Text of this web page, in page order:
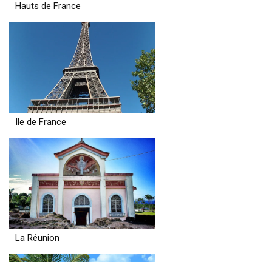
Hauts de France
Ile de France
La Réunion